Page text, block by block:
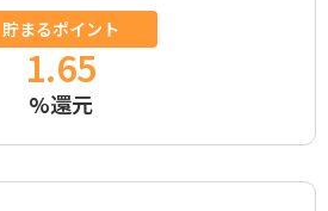
貯まるポイント
1.65
%還元